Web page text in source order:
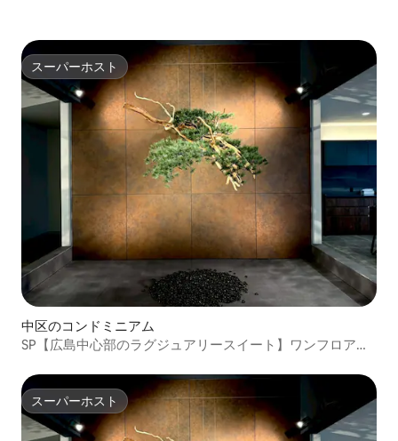
スーパーホスト
スーパーホスト
中区のコンドミニアム
SP【広島中心部のラグジュアリースイート】ワンフロア貸
スーパーホスト
スーパーホスト